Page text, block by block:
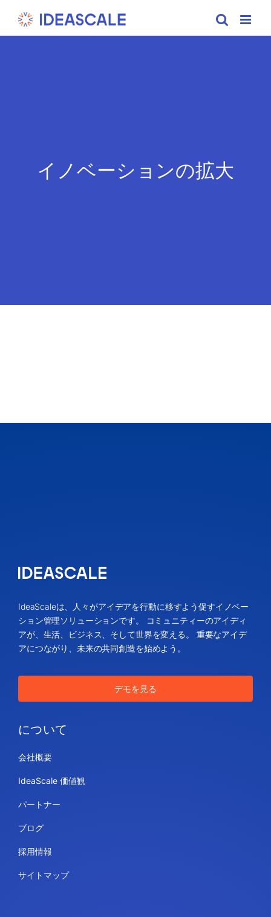
イノベーションの拡大
IdeaScaleは、人々がアイデアを行動に移すよう促すイノベー
ション管理ソリューションです。 コミュニティーのアイディ
アが、生活、ビジネス、そして世界を変える。 重要なアイデ
アにつながり、未来の共同創造を始めよう。
デモを見る
について
会社概要
IdeaScale 価値観
パートナー
ブログ
採用情報
サイトマップ